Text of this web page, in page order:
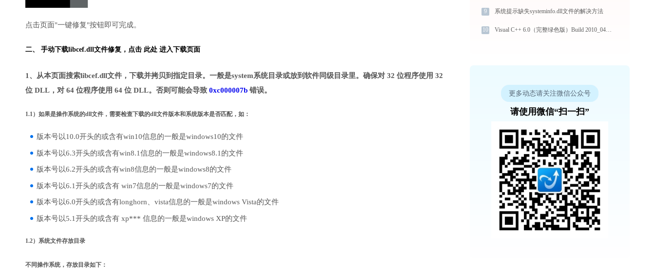
点击页面"一键修复"按钮即可完成。
二、 手动下载libcef.dll文件修复， 点击 此处 进入下载页面
1、从本页面搜索libcef.dll文件，下载并拷贝到指定目录。一般是system系统目录或放到软件同级目录里。确保对 32 位程序使用 32
位 DLL，对 64 位程序使用 64 位 DLL。否则可能会导致 0xc000007b 错误。
1.1）如果是操作系统的dll文件，需要检查下载的dll文件版本和系统版本是否匹配，如：
版本号以10.0开头的或含有win10信息的一般是windows10的文件
版本号以6.3开头的或含有win8.1信息的一般是windows8.1的文件
版本号以6.2开头的或含有win8信息的一般是windows8的文件
版本号以6.1开头的或含有 win7信息的一般是windows7的文件
版本号以6.0开头的或含有longhorn、vista信息的一般是windows Vista的文件
版本号以5.1开头的或含有 xp*** 信息的一般是windows XP的文件
1.2）系统文件存放目录
不同操作系统，存放目录如下：
9 系统提示缺失systeminfo.dll文件的解决方法
10 Visual C++ 6.0（完整绿色版）Build 2010_04_03 1.exe加载cvirte.dll文件丢失处理办法
更多动态请关注微信公众号
请使用微信“扫一扫”